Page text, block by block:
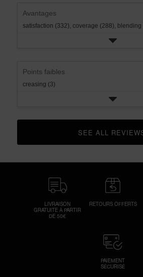
Avantages
satisfaction (332), coverage (288), blending
Points faibles
creasing (3)
CLICK
LIVRAISON
GRATUITE À PARTIR
DE 50€
RETOURS OFFERTS
PAIEMENT
SÉCURISÉ